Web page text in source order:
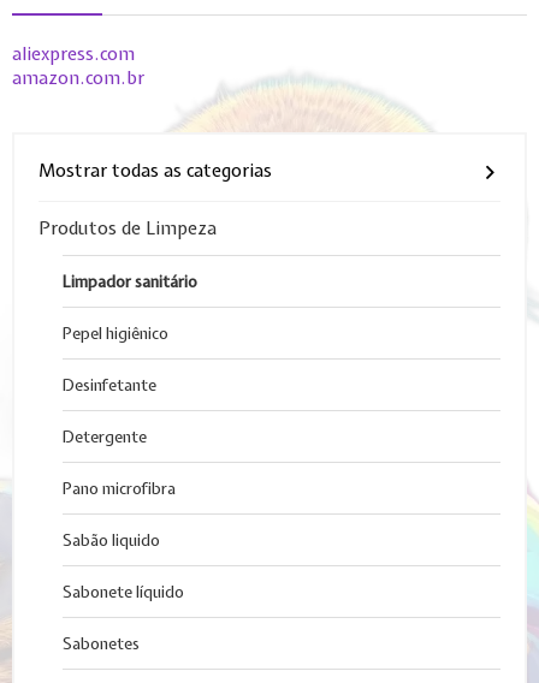
aliexpress.com
amazon.com.br
Mostrar todas as categorias
Produtos de Limpeza
Limpador sanitário
Pepel higiênico
Desinfetante
Detergente
Pano microfibra
Sabão liquido
Sabonete líquido
Sabonetes